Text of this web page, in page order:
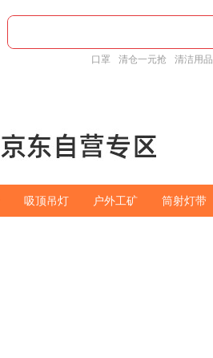
口罩 清仓一元抢 清洁用品
吸顶吊灯 户外工矿 筒射灯带